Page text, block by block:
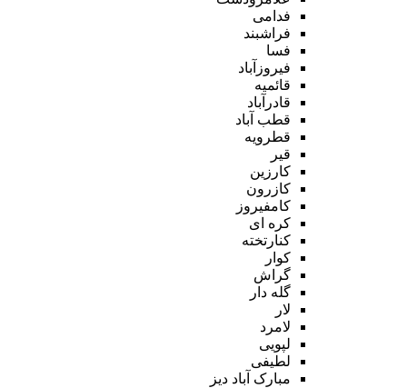
فدامی
فراشبند
فسا
فیروزآباد
قائمیه
قادرآباد
قطب آباد
قطرویه
قیر
کارزین
کازرون
کامفیروز
کره ای
کنارتخته
کوار
گراش
گله دار
لار
لامرد
لپویی
لطیفی
مبارک آباد دیز